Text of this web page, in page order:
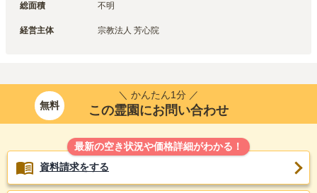
総面積 不明
経営主体 宗教法人 芳心院
無料
＼ かんたん1分 ／
この霊園にお問い合わせ
最新の空き状況や価格詳細がわかる！
資料請求をする